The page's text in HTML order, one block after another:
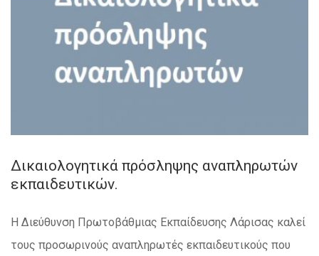
Δικαιολογητικά πρόσληψης αναπληρωτών
εκπαιδευτικών.
Η Διεύθυνση Πρωτοβάθμιας Εκπαίδευσης Λάρισας καλεί
τους προσωρινούς αναπληρωτές εκπαιδευτικούς που